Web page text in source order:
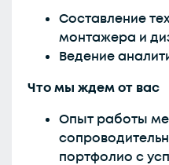
Составление
монтажера и
Ведение
Что мы ждем от вас
Опыт работы
портфолио с